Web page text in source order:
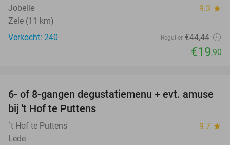
Jobelle 9.3 star
Zele (11 km)
Verkocht: 240
Regulier €44,44
€19,90
29%
6- of 8-gangen degustatiemenu + evt. amuse
bij 't Hof te Puttens
´t Hof te Puttens 9.7 star
Lede